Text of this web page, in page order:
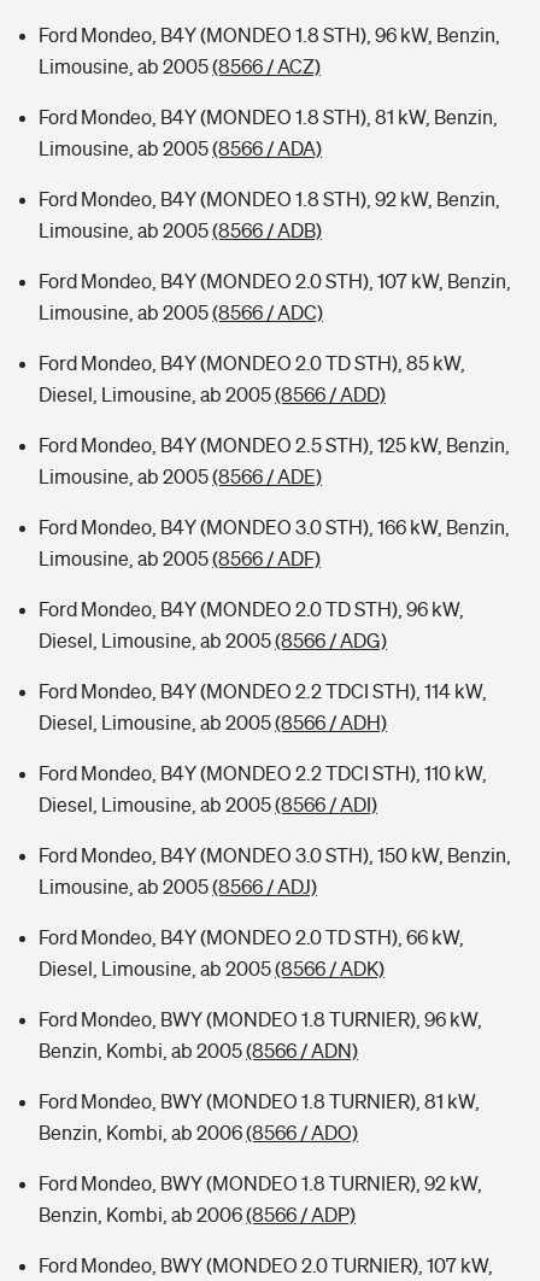
Ford Mondeo, B4Y (MONDEO 1.8 STH), 96 kW, Benzin,
Limousine, ab 2005(8566 / ACZ)
Ford Mondeo, B4Y (MONDEO 1.8 STH), 81 kW, Benzin,
Limousine, ab 2005(8566 / ADA)
Ford Mondeo, B4Y (MONDEO 1.8 STH), 92 kW, Benzin,
Limousine, ab 2005(8566 / ADB)
Ford Mondeo, B4Y (MONDEO 2.0 STH), 107 kW, Benzin,
Limousine, ab 2005(8566 / ADC)
Ford Mondeo, B4Y (MONDEO 2.0 TD STH), 85 kW,
Diesel, Limousine, ab 2005(8566 / ADD)
Ford Mondeo, B4Y (MONDEO 2.5 STH), 125 kW, Benzin,
Limousine, ab 2005(8566 / ADE)
Ford Mondeo, B4Y (MONDEO 3.0 STH), 166 kW, Benzin,
Limousine, ab 2005(8566 / ADF)
Ford Mondeo, B4Y (MONDEO 2.0 TD STH), 96 kW,
Diesel, Limousine, ab 2005(8566 / ADG)
Ford Mondeo, B4Y (MONDEO 2.2 TDCI STH), 114 kW,
Diesel, Limousine, ab 2005(8566 / ADH)
Ford Mondeo, B4Y (MONDEO 2.2 TDCI STH), 110 kW,
Diesel, Limousine, ab 2005(8566 / ADI)
Ford Mondeo, B4Y (MONDEO 3.0 STH), 150 kW, Benzin,
Limousine, ab 2005(8566 / ADJ)
Ford Mondeo, B4Y (MONDEO 2.0 TD STH), 66 kW,
Diesel, Limousine, ab 2005(8566 / ADK)
Ford Mondeo, BWY (MONDEO 1.8 TURNIER), 96 kW,
Benzin, Kombi, ab 2005(8566 / ADN)
Ford Mondeo, BWY (MONDEO 1.8 TURNIER), 81 kW,
Benzin, Kombi, ab 2006(8566 / ADO)
Ford Mondeo, BWY (MONDEO 1.8 TURNIER), 92 kW,
Benzin, Kombi, ab 2006(8566 / ADP)
Ford Mondeo, BWY (MONDEO 2.0 TURNIER), 107 kW,